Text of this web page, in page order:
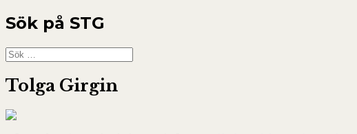
Sök på STG
Sök
efter:
Tolga Girgin